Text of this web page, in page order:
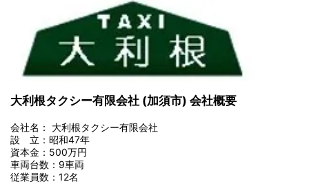
大利根タクシー有限会社 (加須市) 会社概要
会社名： 大利根タクシー有限会社
設 立：昭和47年
資本金：500万円
車両台数：9車両
従業員数：12名